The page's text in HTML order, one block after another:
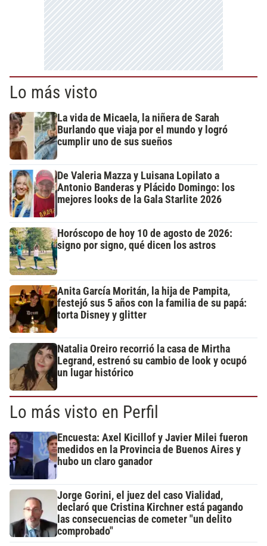
Lo más visto
La vida de Micaela, la niñera de Sarah
Burlando que viaja por el mundo y logró
cumplir uno de sus sueños
De Valeria Mazza y Luisana Lopilato a
Antonio Banderas y Plácido Domingo: los
mejores looks de la Gala Starlite 2026
Horóscopo de hoy 10 de agosto de 2026:
signo por signo, qué dicen los astros
Anita García Moritán, la hija de Pampita,
festejó sus 5 años con la familia de su papá:
torta Disney y glitter
Natalia Oreiro recorrió la casa de Mirtha
Legrand, estrenó su cambio de look y ocupó
un lugar histórico
Lo más visto en Perfil
Encuesta: Axel Kicillof y Javier Milei fueron
medidos en la Provincia de Buenos Aires y
hubo un claro ganador
Jorge Gorini, el juez del caso Vialidad,
declaró que Cristina Kirchner está pagando
las consecuencias de cometer "un delito
comprobado"